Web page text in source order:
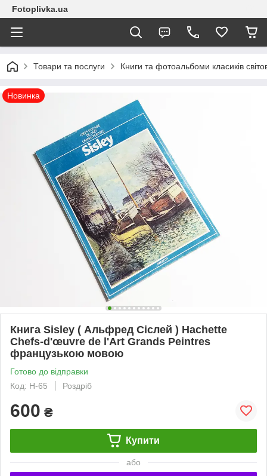
Fotoplivka.ua
Товари та послуги Книги та фотоальбоми класиків
Новинка
Книга Sisley ( Альфред Сіслей ) Hachette
Chefs-d'œuvre de l'Art Grands Peintres
французькою мовою
Готово до відправки
Код: H-65
Роздріб
600 ₴
Купити
або